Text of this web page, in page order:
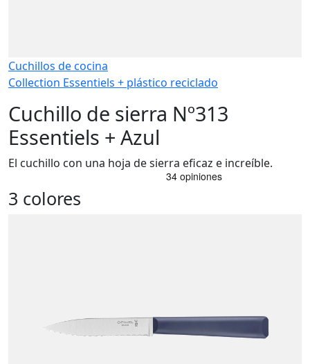
Cuchillos de cocina
Collection Essentiels + plástico reciclado
Cuchillo de sierra Nº313
Essentiels + Azul
El cuchillo con una hoja de sierra eficaz e increíble.
3 colores